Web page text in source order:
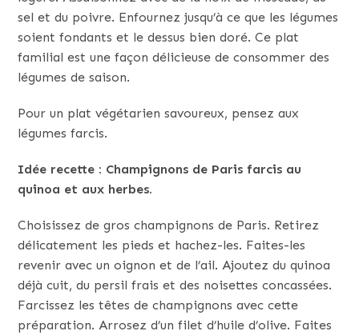
sel et du poivre. Enfournez jusqu’à ce que les légumes
soient fondants et le dessus bien doré. Ce plat
familial est une façon délicieuse de consommer des
légumes de saison.
Pour un plat végétarien savoureux, pensez aux
légumes farcis.
Idée recette : Champignons de Paris farcis au
quinoa et aux herbes.
Choisissez de gros champignons de Paris. Retirez
délicatement les pieds et hachez-les. Faites-les
revenir avec un oignon et de l’ail. Ajoutez du quinoa
déjà cuit, du persil frais et des noisettes concassées.
Farcissez les têtes de champignons avec cette
préparation. Arrosez d’un filet d’huile d’olive. Faites